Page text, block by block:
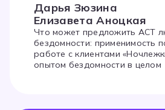
Дарья Зюзина
Елизавета Аноцкая
Что может предложить АСТ
бездомности: применимость
работе с клиентами
опытом бездомности в целом